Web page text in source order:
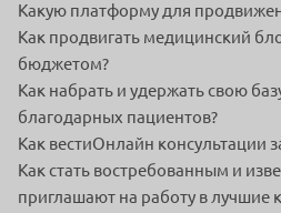
Какую платформу для
Как продвигать медицинский
бюджетом?
Как набрать и удержать свою
благодарных пациентов?
Как вестиОнлайн консультации
Как стать востребованным и
приглашают на работу в лучшие